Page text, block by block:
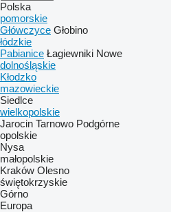
Polska
pomorskie
Główczyce Głobino
łódzkie
Pabianice Łagiewniki Nowe
dolnośląskie
Kłodzko
mazowieckie
Siedlce
wielkopolskie
Jarocin Tarnowo Podgórne
opolskie
Nysa
małopolskie
Kraków Olesno
świętokrzyskie
Górno
Europa